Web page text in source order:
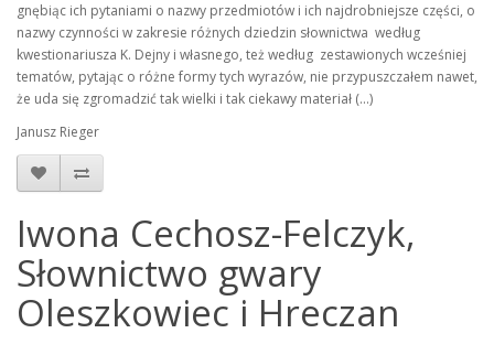
gnębiąc ich pytaniami o nazwy przedmiotów i ich najdrobniejsze części, o
nazwy czynności w zakresie różnych dziedzin słownictwa według
kwestionariusza K. Dejny i własnego, też według zestawionych wcześniej
tematów, pytając o różne formy tych wyrazów, nie przypuszczałem nawet,
że uda się zgromadzić tak wielki i tak ciekawy materiał (...)
Janusz Rieger
Iwona Cechosz-Felczyk,
Słownictwo gwary
Oleszkowiec i Hreczan